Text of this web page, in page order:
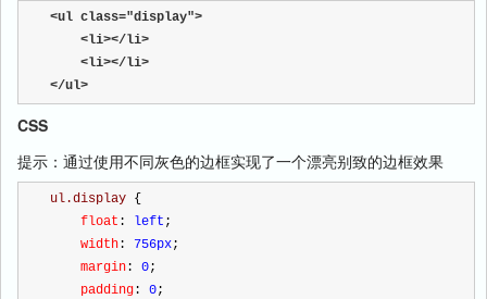
<ul class="display">
<li></li>
<li></li>
</ul>
CSS
提示：通过使用不同灰色的边框实现了一个漂亮别致的边框效果
ul.display {
    float
: left ;
    width
: 756px;
    margin
: 0;
    padding
: 0;